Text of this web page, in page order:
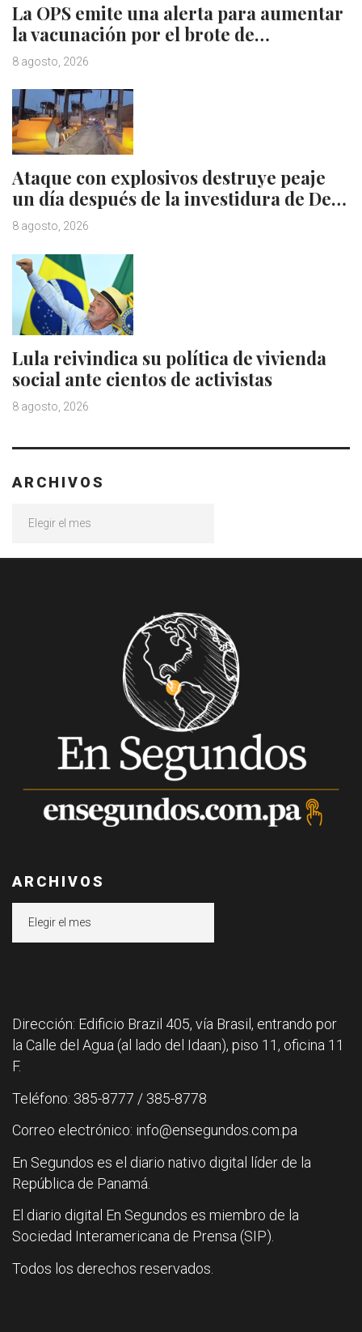
La OPS emite una alerta para aumentar
la vacunación por el brote de…
8 agosto, 2026
Ataque con explosivos destruye peaje
un día después de la investidura de De…
8 agosto, 2026
Lula reivindica su política de vivienda
social ante cientos de activistas
8 agosto, 2026
ARCHIVOS
ARCHIVOS
Dirección: Edificio Brazil 405, vía Brasil, entrando por
la Calle del Agua (al lado del Idaan), piso 11, oficina 11
F.
Teléfono: 385-8777 / 385-8778
Correo electrónico: info@ensegundos.com.pa
En Segundos es el diario nativo digital líder de la
República de Panamá.
El diario digital En Segundos es miembro de la
Sociedad Interamericana de Prensa (SIP).
Todos los derechos reservados.